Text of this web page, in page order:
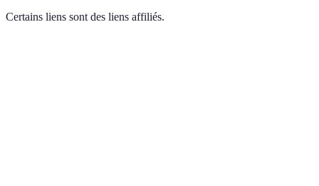
Certains liens sont des liens affiliés.